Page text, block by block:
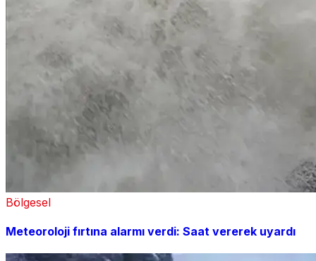
Bölgesel
Meteoroloji fırtına alarmı verdi: Saat vererek uyardı